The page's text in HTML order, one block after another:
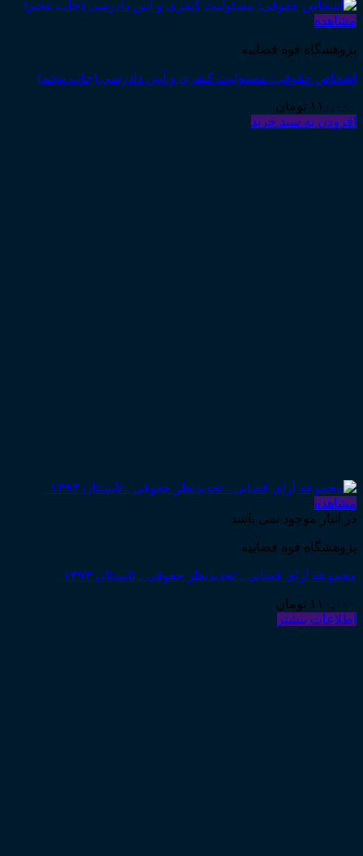
مشاهده
پژوهشگاه قوه قضاییه
اشخاص حقوقی: مسئولیت کیفری و آیین دادرسی (چاپ پنجم)
۱۱۰,۰۰۰ تومان
افزودن به سبد خرید
مشاهده
در انبار موجود نمی باشد
پژوهشگاه قوه قضاییه
مجموعه آرای قضایی ـ تجدیدنظر حقوقی ـ تابستان ۱۳۹۳
۱۱۰,۰۰۰ تومان
اطلاعات بیشتر